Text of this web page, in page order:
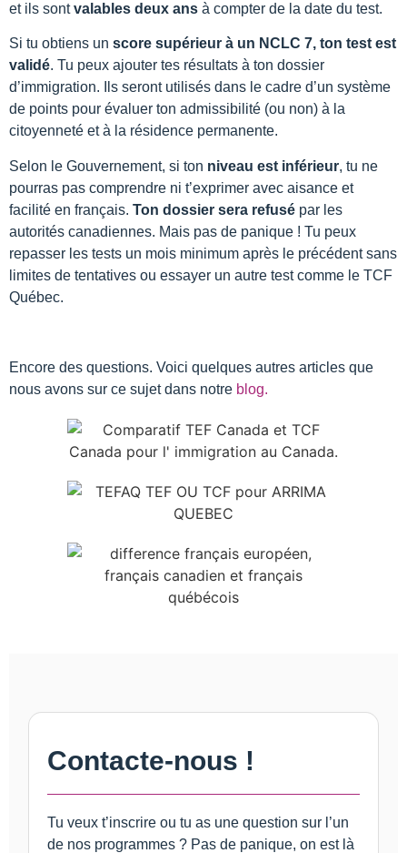
et ils sontvalables deux ans à compter de la date du test.
Si tu obtiens un score supérieur à un NCLC 7, ton test est
validé. Tu peux ajouter tes résultats à ton dossier
d’immigration. Ils seront utilisés dans le cadre d’un système
de points pour évaluer ton admissibilité (ou non) à la
citoyenneté et à la résidence permanente.
Selon le Gouvernement, si ton niveau est inférieur, tu ne
pourras pas comprendre ni t’exprimer avec aisance et
facilité en français. Ton dossier sera refusé par les
autorités canadiennes. Mais pas de panique ! Tu peux
repasser les tests un mois minimum après le précédent sans
limites de tentatives ou essayer un autre test comme le TCF
Québec.
Encore des questions. Voici quelques autres articles que
nous avons sur ce sujet dans notre blog.
Contacte-nous !
Tu veux t’inscrire ou tu as une question sur l’un
de nos programmes ? Pas de panique, on est là